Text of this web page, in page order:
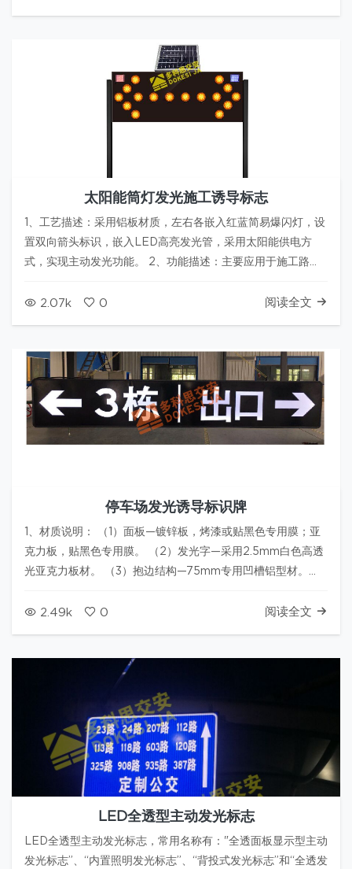
太阳能筒灯发光施工诱导标志
1、工艺描述：采用铝板材质，左右各嵌入红蓝简易爆闪灯，设
置双向箭头标识，嵌入LED高亮发光管，采用太阳能供电方
式，实现主动发光功能。 2、功能描述：主要应用于施工路
区的通行障碍，满足施工区交通组织管理需求。 3、常用尺
2.07k 0 阅读全文
停车场发光诱导标识牌
1、材质说明： （1）面板—镀锌板，烤漆或贴黑色专用膜；亚
克力板，贴黑色专用膜。 （2）发光字—采用2.5mm白色高透
光亚克力板材。 （3）抱边结构—75mm专用凹槽铝型材。
于1500lx 4、可视距离：大于100米 5、烤漆：采用专…
2.49k 0 阅读全文
LED全透型主动发光标志
LED全透型主动发光标志，常用名称有："全透面板显示型主动
发光标志”、“内置照明发光标志”、“背投式发光标志”和“全透发